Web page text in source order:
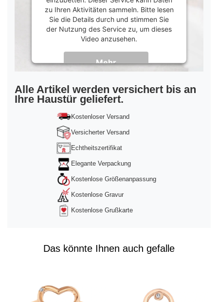
zu Ihren Aktivitäten sammeln. Bitte lesen
Sie die Details durch und stimmen Sie
der Nutzung des Service zu, um dieses
Video anzusehen.
Mehr
Informationen
Akzeptieren
powered byUsercentrics Consent
Management Platform&Trusted Shops
Alle Artikel werden versichert bis an
Ihre Haustür geliefert.
Kostenloser Versand
Versicherter Versand
Echtheitszertifikat
Elegante Verpackung
Kostenlose Größenanpassung
Kostenlose Gravur
Kostenlose Grußkarte
Das könnte Ihnen auch gefalle